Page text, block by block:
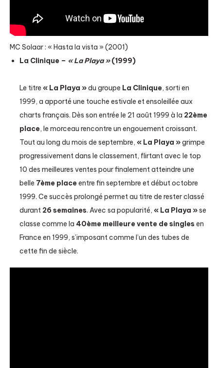
MC Solaar : « Hasta la vista » (2001)
La Clinique – « La Playa »(1999)
Le titre « La Playa »du groupe La Clinique, sorti en
1999, a apporté une touche estivale et ensoleillée aux
charts français. Dès son entrée le 21 août 1999 à la 22ème
place, le morceau rencontre un engouement croissant.
Tout au long du mois de septembre, « La Playa »grimpe
progressivement dans le classement, flirtant avec le top
10 des meilleures ventes pour finalement atteindre une
belle 7ème placeentre fin septembre et début octobre
1999. Ce succès prolongé permet au titre de rester classé
durant 26 semaines. Avec sa popularité, « La Playa »se
classe comme la 40ème meilleure vente de singles en
France en 1999, s’imposant comme l’un des tubes de
cette fin de siècle.